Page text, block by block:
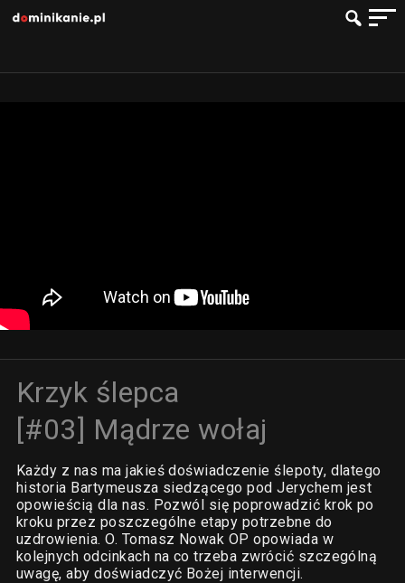
Krzyk ślepca
[#03] Mądrze wołaj
Każdy z nas ma jakieś doświadczenie ślepoty, dlatego
historia Bartymeusza siedzącego pod Jerychem jest
opowieścią dla nas. Pozwól się poprowadzić krok po
kroku przez poszczególne etapy potrzebne do
uzdrowienia. O. Tomasz Nowak OP opowiada w
kolejnych odcinkach na co trzeba zwrócić szczególną
uwagę, aby doświadczyć Bożej interwencji.